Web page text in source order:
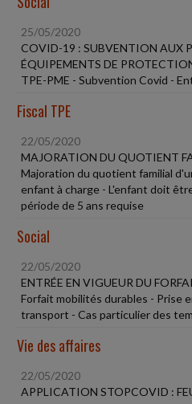
25/05/2020
COVID-19 : SUBVENTION AUX
ÉQUIPEMENTS DE
TPE-PME - Subvention Covid -
Fiscal TPE
22/05/2020
MAJORATION DU QUOTIENT
Majoration du quotient familial
enfant à charge - L'enfant doit
période de 5 ans requise
Social
22/05/2020
ENTRÉE EN VIGUEUR DU
Forfait mobilités durables - Prise
transport - Cas particulier des
Vie des affaires
22/05/2020
APPLICATION STOPCOVID :